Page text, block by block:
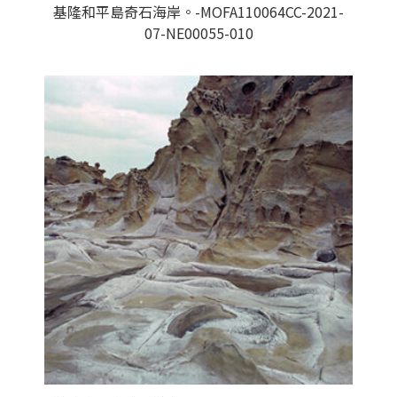
基隆和平島奇石海岸。-MOFA110064CC-2021-
07-NE00055-010